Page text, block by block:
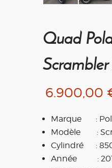
Quad
6.900,00
Marque :
Modèle :
Cylindré :
Année :